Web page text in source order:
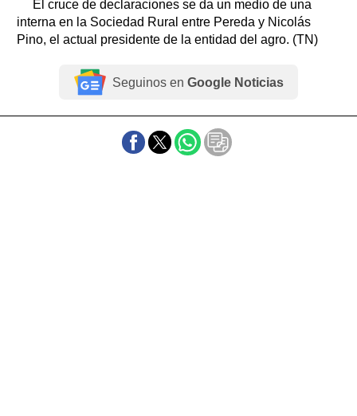
El cruce de declaraciones se da un medio de una
interna en la Sociedad Rural entre Pereda y Nicolás
Pino, el actual presidente de la entidad del agro. (TN)
Seguinos en Google Noticias